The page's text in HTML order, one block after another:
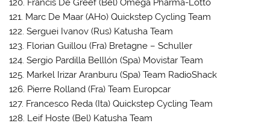
120. Francis De Greef (Bel) Omega Pharma-Lotto
121. Marc De Maar (AHo) Quickstep Cycling Team
122. Serguei Ivanov (Rus) Katusha Team
123. Florian Guillou (Fra) Bretagne – Schuller
124. Sergio Pardilla Belllón (Spa) Movistar Team
125. Markel Irizar Aranburu (Spa) Team RadioShack
126. Pierre Rolland (Fra) Team Europcar
127. Francesco Reda (Ita) Quickstep Cycling Team
128. Leif Hoste (Bel) Katusha Team